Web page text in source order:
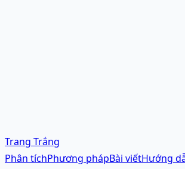
Trang Trắng
Phân tíchPhương phápBài viếtHướng